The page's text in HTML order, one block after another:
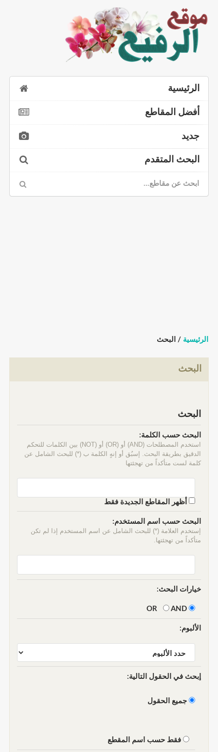
الرئيسية
أفضل المقاطع
جديد
البحث المتقدم
الرئيسية / البحث
البحث
البحث
البحث حسب الكلمة:
استخدم المصطلحات (AND) أو (OR) أو (NOT) بين الكلمات للتحكم
الدقيق بطريقة البحث. إسبُق أو إنهٍ الكلمة ب (*) للبحث الشامل عن
كلمة لست متأكداً من تهجئتها
أظهر المقاطع الجديدة فقط
البحث حسب اسم المستخدم:
إستخدم العلامة (*) للبحث الشامل عن اسم المستخدم إذا لم تكن
متأكداً من تهجئتها.
خيارات البحث:
AND
الألبوم:
إبحث في الحقول التالية:
جميع الحقول
فقط حسب اسم المقطع